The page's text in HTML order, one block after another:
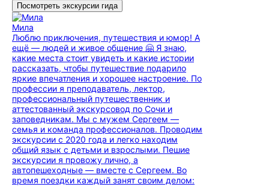
Посмотреть экскурсии гида
Мила
Люблю приключения, путешествия и юмор! А
ещё — людей и живое общение 🤗 Я знаю,
какие места стоит увидеть и какие истории
рассказать, чтобы путешествие подарило
яркие впечатления и хорошее настроение. По
профессии я преподаватель, лектор,
профессиональный путешественник и
аттестованный экскурсовод по Сочи и
заповедникам. Мы с мужем Сергеем —
семья и команда профессионалов. Проводим
экскурсии с 2020 года и легко находим
общий язык с детьми и взрослыми. Пешие
экскурсии я провожу лично, а
автопешеходные — вместе с Сергеем. Во
время поездки каждый занят своим делом: